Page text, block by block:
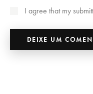
I agree that my